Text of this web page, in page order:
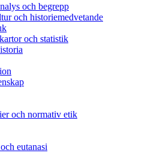
och begrepp
och historiemedvetande
och statistik
och normativ etik
eutanasi